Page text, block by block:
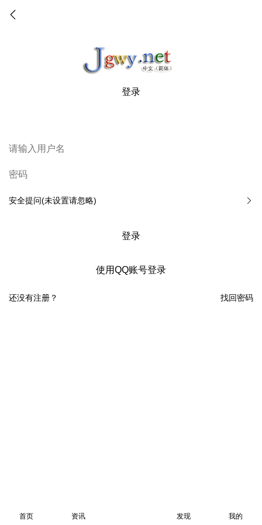
登录
安全提问(未设置请忽略)
登录
使用QQ账号登录
找回密码
还没有注册？
首页 资讯 发现 我的